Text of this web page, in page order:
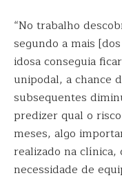
“No trabalho
segundo a mais
idosa conseguia
unipodal, a chance
subsequentes
predizer qual o
meses, algo
realizado na
necessidade de